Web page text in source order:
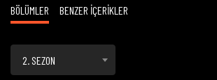
BÖLÜMLER BENZER İÇERİKLER
2. SEZON